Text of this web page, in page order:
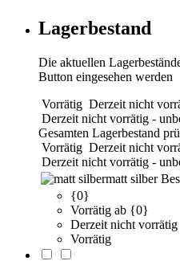
Lagerbestand
Die aktuellen
Button eingesehen werden
Vorrätig Derzeit nicht
Derzeit nicht vorrätig -
Gesamten Lagerbestand
Vorrätig Derzeit nicht
Derzeit nicht vorrätig -
matt silber
{0}
Vorrätig ab {0}
Derzeit nicht vorrätig
Vorrätig